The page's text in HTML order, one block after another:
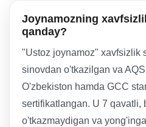
Joynamozning
qanday?
"Ustoz joynamoz" xavfsizlik
sinovdan o'tkazilgan va
O'zbekiston hamda GCC
sertifikatlangan. U 7 qavatli,
o'tkazmaydigan va